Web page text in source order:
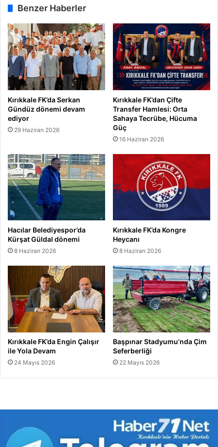
Benzer Haberler
Kırıkkale FK’da Serkan
Gündüz dönemi devam
ediyor
29 Haziran 2026
Kırıkkale FK’dan Çifte
Transfer Hamlesi: Orta
Sahaya Tecrübe, Hücuma
Güç
16 Haziran 2026
Hacılar Belediyespor’da
Kürşat Güldal dönemi
8 Haziran 2026
Kırıkkale FK’da Kongre
Heycanı
8 Haziran 2026
Kırıkkale FK’da Engin Çalışır
ile Yola Devam
24 Mayıs 2026
Başpınar Stadyumu’nda Çim
Seferberliği
22 Mayıs 2026